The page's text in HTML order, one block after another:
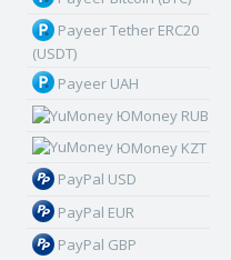
Payeer Tether ERC20
(USDT)
Payeer UAH
ЮMoney RUB
ЮMoney KZT
PayPal USD
PayPal EUR
PayPal GBP